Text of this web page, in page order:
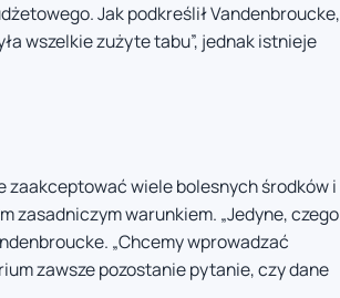
Jak podkreślił Vandenbroucke,
wszelkie zużyte tabu”, jednak istnieje
zaakceptować wiele bolesnych środków i
zasadniczym warunkiem. „Jedyne, czego
„Chcemy wprowadzać
zawsze pozostanie pytanie, czy dane